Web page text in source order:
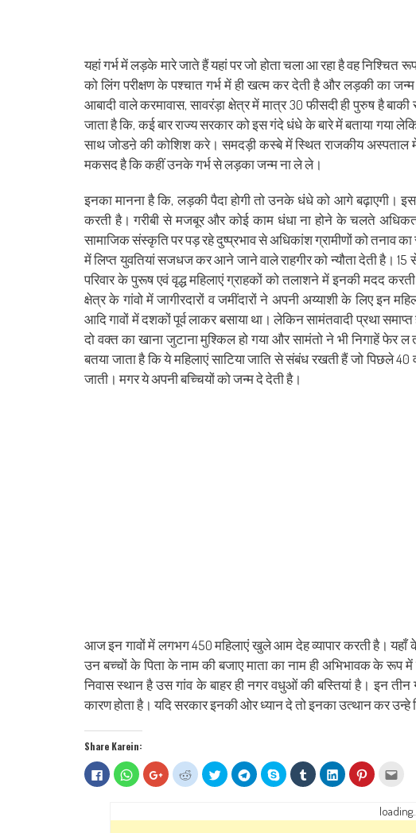
यहां गर्भ में लड़के मारे जाते हैं यहां पर जो होता चला आ रहा है वह निश्चित
को लिंग परीक्षण के पश्चात गर्भ में ही खत्म कर देती है और लड़की का
आबादी वाले करमावास, सावरंड़ा क्षेत्र में मात्र 30 फीसदी ही पुरुष है
जाता है कि, कई बार राज्य सरकार को इस गंदे धंधे के बारे में बताया गया
साथ जोडऩे की कोशिश करे। समदड़ी कस्बे में स्थित राजकीय अस्पताल
मकसद है कि कहीं उनके गर्भ से लड़का जन्म ना ले ले।
इनका मानना है कि, लड़की पैदा होगी तो उनके धंधे को आगे बढ़ाएगी।
करती है। गरीबी से मजबूर और कोई काम धंधा ना होने के चलते
सामाजिक संस्कृति पर पड़ रहे दुष्प्रभाव से अधिकांश ग्रामीणों को तनाव
में लिप्त युवतियां सजधज कर आने जाने वाले राहगीर को न्यौता देती है।
परिवार के पुरूष एवं वृद्ध महिलाएं ग्राहकों को तलाशने में इनकी मदद
क्षेत्र के गांवो में जागीरदारों व जमींदारों ने अपनी अय्याशी के लिए इन
आदि गावों में दशकों पूर्व लाकर बसाया था। लेकिन सामंतवादी प्रथा
दो वक्त का खाना जुटाना मुश्किल हो गया और सामंतो ने भी निगाहें फेर
बतया जाता है कि ये महिलाएं साटिया जाति से संबंध रखती हैं जो पिछले 40
जाती। मगर ये अपनी बच्चियों को जन्म दे देती है।
आज इन गावों में लगभग 450 महिलाएं खुले आम देह व्यापार करती है। यहाँ
उन बच्चों के पिता के नाम की बजाए माता का नाम ही अभिभावक के रूप में
निवास स्थान है उस गांव के बाहर ही नगर वधुओं की बस्तियां है। इन
कारण होता है। यदि सरकार इनकी ओर ध्यान दे तो इनका उत्थान कर उन्हे
Share Karein:
Click
to
share
(Opens
Click
to
share
(Opens
Click
to
share
(Opens
Click
to
share
(Opens
Click
to
share
(Opens
Click
to
share
(Opens
Share
on
Skype
new
Click
to
share
(Opens
Click
to
share
(Opens
Click
to
Pinterest
(Opens
to
a
loading...